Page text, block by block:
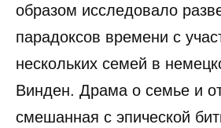
образом исследовало
парадоксов времени с
нескольких семей в
Винден. Драма о семье и
смешанная с эпической